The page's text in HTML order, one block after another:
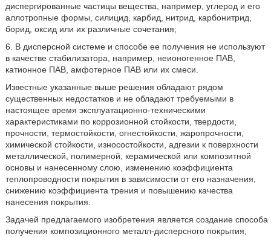
диспергированные частицы вещества, например, углерод и его
аллотропные формы, силицид, карбид, нитрид, карбонитрид,
борид, оксид или их различные сочетания;
6. В дисперсной системе и способе ее получения не используют
в качестве стабилизатора, например, неионогенное ПАВ,
катионное ПАВ, амфотерное ПАВ или их смеси.
Известные указанные выше решения обладают рядом
существенных недостатков и не обладают требуемыми в
настоящее время эксплуатационно-техническими
характеристиками по коррозионной стойкости, твердости,
прочности, термостойкости, огнестойкости, жаропрочности,
химической стойкости, износостойкости, адгезии к поверхности
металлической, полимерной, керамической или композитной
основы и нанесенному слою, изменению коэффициента
теплопроводности покрытия в зависимости от его назначения,
снижению коэффициента трения и повышению качества
нанесения покрытия.
Задачей предлагаемого изобретения является создание способа
получения композиционного металл-дисперсного покрытия,